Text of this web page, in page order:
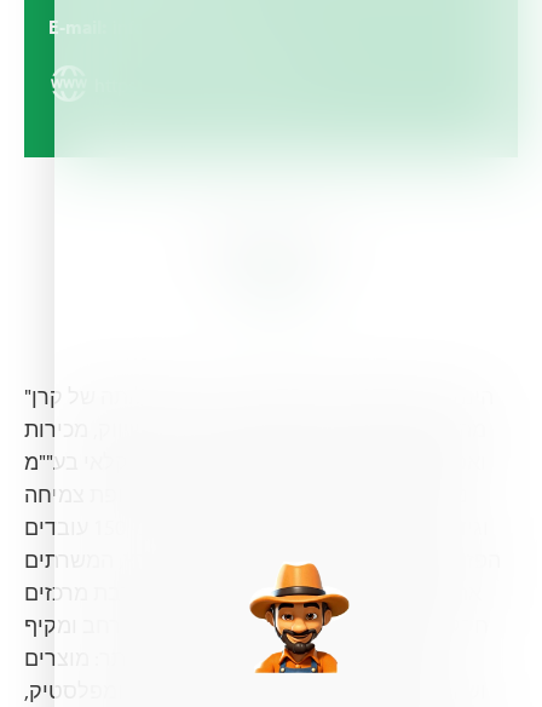
E-mail
"המשביר לחקלאי בע""מ, בבעלותה של קרן SKY, הינה
מהחברות המובילות במשק הישראלי לשיווק, מכירות
ואספקת תשומות לחקלאות. המשביר לחקלאי בע""מ
נוסדה בפברואר 1993 ומאז נמצאת בתנופת צמיחה
וגידול מתמידים. כיום מעסיקה החברה כ- 150 עובדים
הפזורים ברשת של 25 סניפים ברחבי הארץ, המשרתים
את לקוחותינו וממוקמים אסטרטגית בקרבת מרכזים
חקלאיים. המשביר לחקלאי משווקת מגוון רחב ומקיף
של תשומות חקלאיות הכוללות בין היתר: מוצרים
ושירותים טכניים, מוצרי אריזה מקרטונים ומפלסטיק,